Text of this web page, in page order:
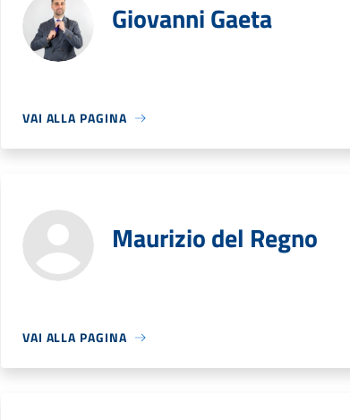
Giovanni Gaeta
VAI ALLA PAGINA
Maurizio del Regno
VAI ALLA PAGINA